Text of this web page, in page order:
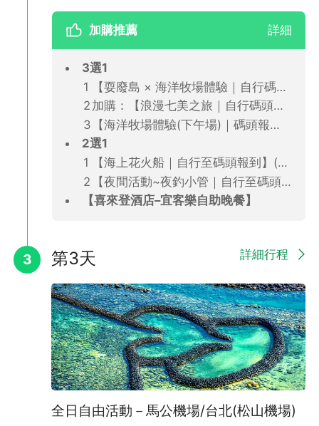
▲配合政府環保政策，不提供一次性旅宿用品，尚請配合自行攜帶
個人盥洗用品，愛護地球響應綠環保。
加購推薦 詳細
3選1
【耍廢島 × 海洋牧場體驗｜自行碼頭報到】(CFT)
加購：【浪漫七美之旅｜自行碼頭報到】：七美＋望安(CFT)
【海洋牧場體驗(下午場)｜碼頭報到】(CFT)
2選1
【海上花火船｜自行至碼頭報到】(CFT)
【夜間活動~夜釣小管｜自行至碼頭報到】(CFT)
【喜來登酒店–宜客樂自助晚餐】
3 第3天 詳細行程
全日自由活動－馬公機場/台北(松山機場)